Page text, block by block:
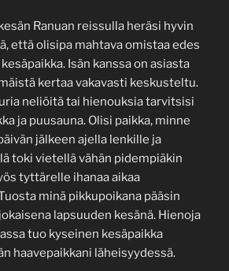
Ranuan reissulla heräsi hyvin
että olisipa mahtava omistaa edes
Isän kanssa on asiasta
kertaa vakavasti keskusteltu.
neliöitä tai hienouksia tarvitsisi
ja puusauna. Olisi paikka, minne
jälkeen ajella lenkille ja
toki vietellä vähän pidempiäkin
tyttärelle ihanaa aikaa
minä pikkupoikana pääsin
lapsuuden kesänä. Hienoja
tuo kyseinen kesäpaikka
haavepaikkani läheisyydessä.